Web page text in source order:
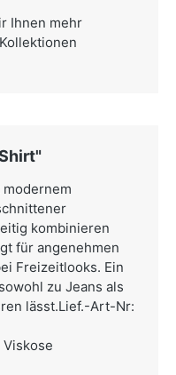
Ihnen mehr
kombinieren
für angenehmen
Freizeitlooks. Ein
zu Jeans als
lässt.Lief.-Art-Nr:
Viskose